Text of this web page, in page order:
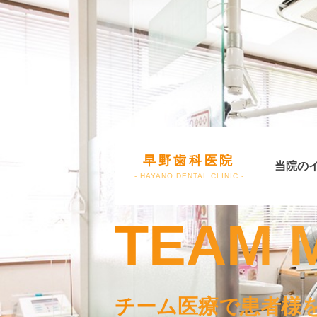
早野歯科医院
- HAYANO DENTAL CLINIC -
当院の
TEAM
チーム医療で患者様